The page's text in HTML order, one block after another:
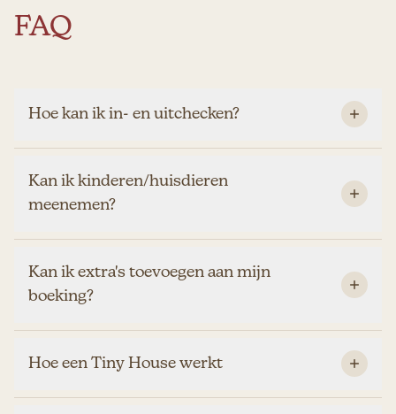
FAQ
Hoe kan ik in- en uitchecken?
Kan ik kinderen/huisdieren
meenemen?
Kan ik extra's toevoegen aan mijn
boeking?
Hoe een Tiny House werkt